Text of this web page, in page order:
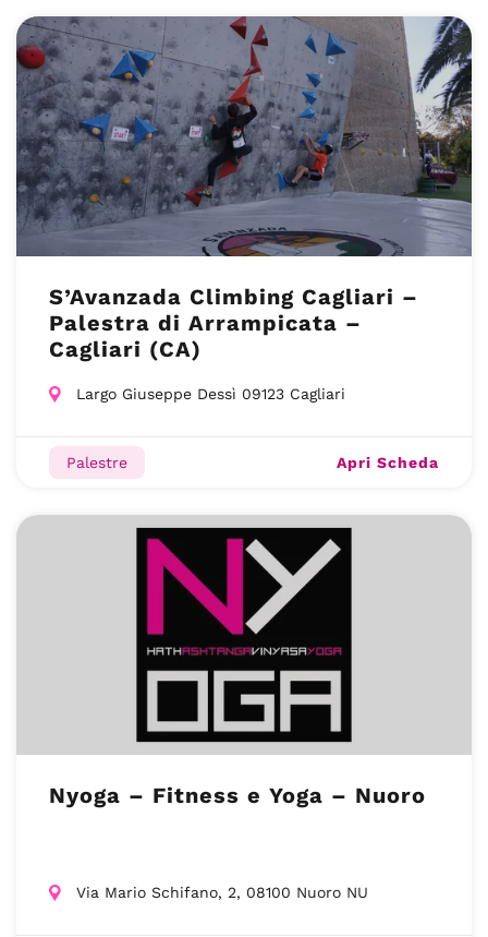
S’Avanzada Climbing Cagliari –
Palestra di Arrampicata –
Cagliari (CA)
Largo Giuseppe Dessì 09123 Cagliari
Palestre Apri Scheda
Nyoga – Fitness e Yoga – Nuoro
Via Mario Schifano, 2, 08100 Nuoro NU